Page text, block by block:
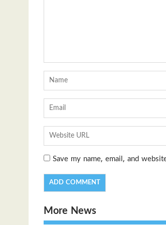
Save my name, email, and
More News